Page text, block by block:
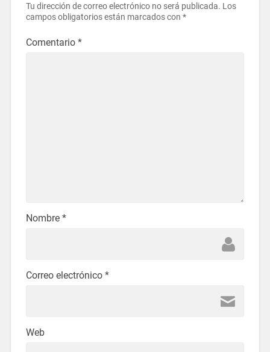
Tu dirección de correo electrónico no será publicada. Los
campos obligatorios están marcados con *
Comentario *
Nombre *
Correo electrónico *
Web